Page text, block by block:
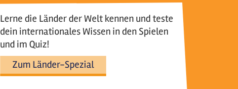
Lerne die Länder der Welt kennen und teste
dein internationales Wissen in den Spielen
und im Quiz!
Zum Länder-Spezial